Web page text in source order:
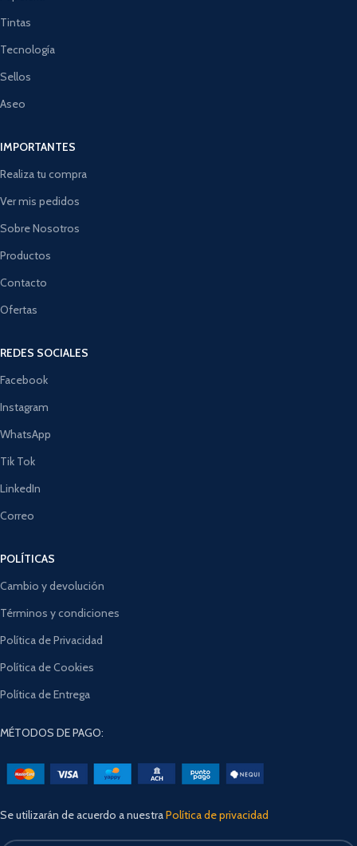
Tintas
Tecnología
Sellos
Aseo
IMPORTANTES
Realiza tu compra
Ver mis pedidos
Sobre Nosotros
Productos
Contacto
Ofertas
REDES SOCIALES
Facebook
Instagram
WhatsApp
Tik Tok
LinkedIn
Correo
POLÍTICAS
Cambio y devolución
Términos y condiciones
Política de Privacidad
Política de Cookies
Política de Entrega
MÉTODOS DE PAGO:
Se utilizarán de acuerdo a nuestraPolítica de privacidad